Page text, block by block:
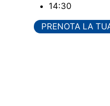
14:30
PRENOTA LA